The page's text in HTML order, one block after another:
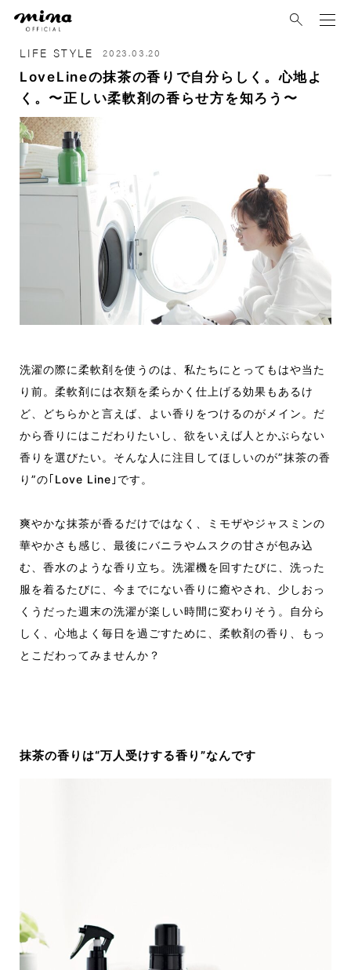
LIFE STYLE 2023.03.20
LoveLineの抹茶の香りで自分らしく。心地よ
く。〜正しい柔軟剤の香らせ方を知ろう〜
洗濯の際に柔軟剤を使うのは、私たちにとってもはや当た
り前。柔軟剤には衣類を柔らかく仕上げる効果もあるけ
ど、どちらかと言えば、よい香りをつけるのがメイン。だ
から香りにはこだわりたいし、欲をいえば人とかぶらない
香りを選びたい。そんな人に注目してほしいのが”抹茶の香
り”の ｢Love Line ｣です。
爽やかな抹茶が香るだけではなく、ミモザやジャスミンの
華やかさも感じ、最後にバニラやムスクの甘さが包み込
む、香水のような香り立ち。洗濯機を回すたびに、洗った
服を着るたびに、今までにない香りに癒やされ、少しおっ
くうだった週末の洗濯が楽しい時間に変わりそう。自分ら
しく、心地よく毎日を過ごすために、柔軟剤の香り、もっ
とこだわってみませんか？
抹茶の香りは“万人受けする香り”なんです